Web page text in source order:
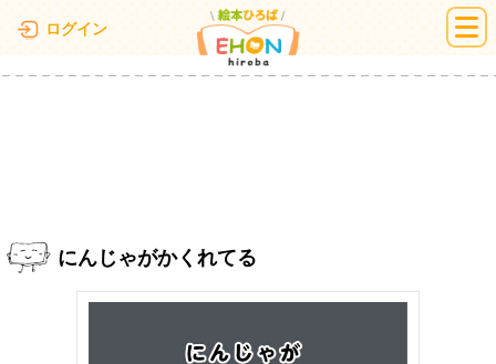
ログイン 絵本ひろば
にんじゃがかくれてる